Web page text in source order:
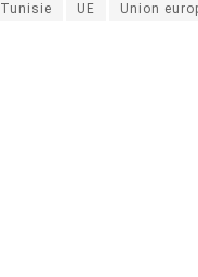
Tunisie UE Union